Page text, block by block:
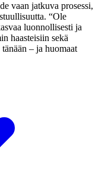
vaan jatkuva prosessi,
“Ole
luonnollisesti ja
haasteisiin sekä
– ja huomaat